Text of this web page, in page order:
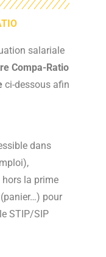
salariale
Compa-Ratio
ci-dessous afin
dans
hors la prime
pour
STIP/SIP